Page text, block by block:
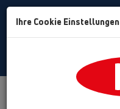
Ihre Cookie Einstellungen